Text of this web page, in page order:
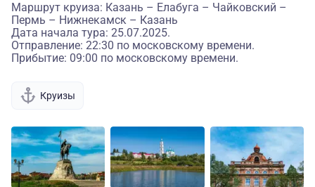
Маршрут круиза: Казань – Елабуга – Чайковский –
Пермь – Нижнекамск – Казань
Дата начала тура: 25.07.2025.
Отправление: 22:30 по московскому времени.
Прибытие: 09:00 по московскому времени.
Круизы